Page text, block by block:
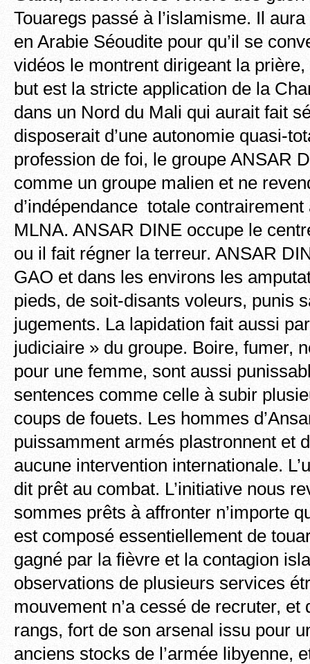
Touaregs passé à l’islamisme. Il aura
en Arabie Séoudite pour qu’il se
vidéos le montrent dirigeant la
but est la stricte application de la
dans un Nord du Mali qui aurait fait
disposerait d’une autonomie quasi-
profession de foi, le groupe ANSAR
comme un groupe malien et ne
d’indépendance totale
MLNA. ANSAR DINE occupe le
ou il fait régner la terreur. ANSAR
GAO et dans les environs les
pieds, de soit-disants voleurs, punis
jugements. La lapidation fait aussi
judiciaire » du groupe. Boire, fumer,
pour une femme, sont aussi
sentences comme celle à subir
coups de fouets. Les hommes
puissamment armés plastronnent et
aucune intervention internationale.
dit prêt au combat. L’initiative nous
sommes prêts à affronter n’importe
est composé essentiellement de
gagné par la fièvre et la contagion
observations de plusieurs services
mouvement n’a cessé de recruter, et
rangs, fort de son arsenal issu pour
anciens stocks de l’armée libyenne,